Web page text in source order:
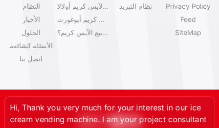
النظام
الأخبار
الحلول
الأسئلة الشائعة
اتصل بنا
آلات بيع الآيس كريم أولالا
آلات آيس كريم أيوغورت
كيف تبدأ عمل بيع الآيس كريم؟
نظام التبريد
Privacy Policy
Feed
SiteMap
Hi, Thank you very much for your interest in our ice
cream vending machine. I am your project consultant